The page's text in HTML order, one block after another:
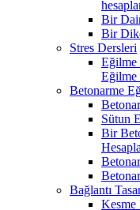
Bir
Bir
Stres Dersleri
Eğilme
Betonarme
Sütun
Bir
Bağlantı
Kesme